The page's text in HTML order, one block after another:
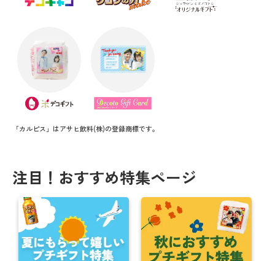
「カルピス」はアサヒ飲料(株)の登録商標です。
注目！おすすめ特集ページ